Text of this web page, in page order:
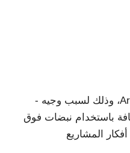
من المحتمل أن يكون HC-SR04 هو أول مستشعر للمسافة يستخدمه معظم الأشخاص مع Arduino، وذلك لسبب وجيه -
باستخدام نبضات فوق
المشاريع